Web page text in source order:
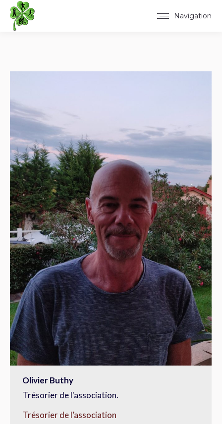
Navigation
Olivier Buthy
Trésorier de l'association.
Trésorier de l’association